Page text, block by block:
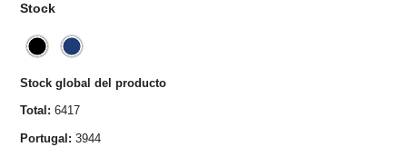
Stock
Stock global del producto
Total: 6417
Portugal: 3944